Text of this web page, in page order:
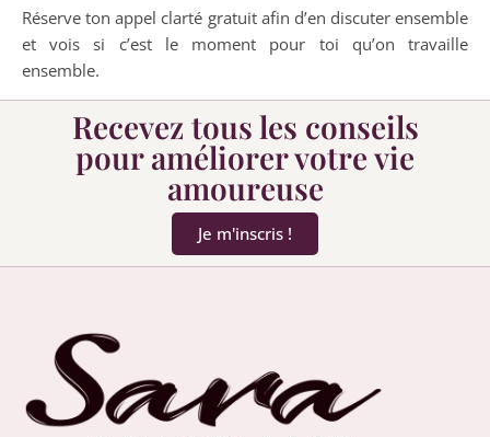
Réserve ton appel clarté gratuit afin d’en discuter ensemble
et vois si c’est le moment pour toi qu’on travaille
ensemble.
Recevez tous les conseils
pour améliorer votre vie
amoureuse
Je m'inscris !